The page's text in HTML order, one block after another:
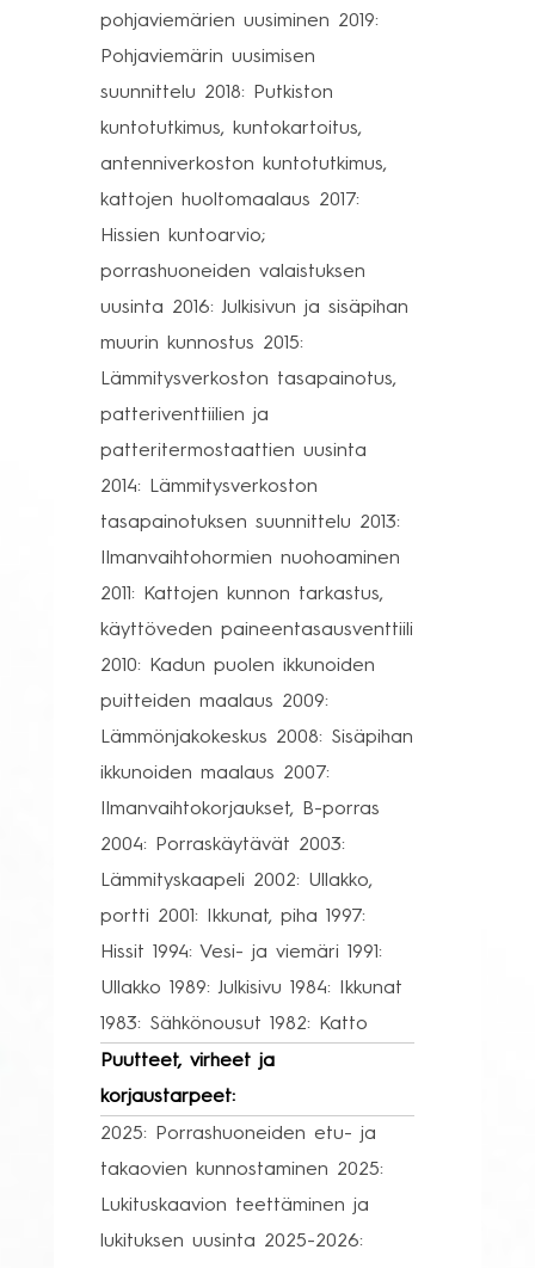
pohjaviemärien uusiminen 2019:
Pohjaviemärin uusimisen
suunnittelu 2018: Putkiston
kuntotutkimus, kuntokartoitus,
antenniverkoston kuntotutkimus,
kattojen huoltomaalaus 2017:
Hissien kuntoarvio;
porrashuoneiden valaistuksen
uusinta 2016: Julkisivun ja sisäpihan
muurin kunnostus 2015:
Lämmitysverkoston tasapainotus,
patteriventtiilien ja
patteritermostaattien uusinta
2014: Lämmitysverkoston
tasapainotuksen suunnittelu 2013:
Ilmanvaihtohormien nuohoaminen
2011: Kattojen kunnon tarkastus,
käyttöveden paineentasausventtiili
2010: Kadun puolen ikkunoiden
puitteiden maalaus 2009:
Lämmönjakokeskus 2008: Sisäpihan
ikkunoiden maalaus 2007:
Ilmanvaihtokorjaukset, B-porras
2004: Porraskäytävät 2003:
Lämmityskaapeli 2002: Ullakko,
portti 2001: Ikkunat, piha 1997:
Hissit 1994: Vesi- ja viemäri 1991:
Ullakko 1989: Julkisivu 1984: Ikkunat
1983: Sähkönousut 1982: Katto
Puutteet, virheet ja
korjaustarpeet:
2025: Porrashuoneiden etu- ja
takaovien kunnostaminen 2025:
Lukituskaavion teettäminen ja
lukituksen uusinta 2025-2026: